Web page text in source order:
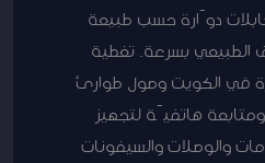
دوّارة حسب طبيعة
الطبيعي بسرعة. تغطية
في الكويت وصول طوارئ
هاتفيّة لتجهيز
والوصلات والسيفونات